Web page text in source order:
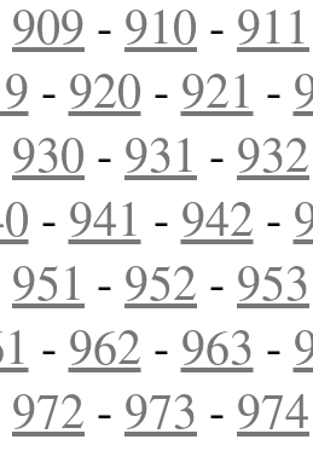
909 - 910 - 911
- 920 - 921 -
930 - 931 - 932
- 941 - 942 -
951 - 952 - 953
- 962 - 963 -
972 - 973 - 974